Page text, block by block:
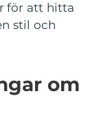
för att hitta
stil och
om